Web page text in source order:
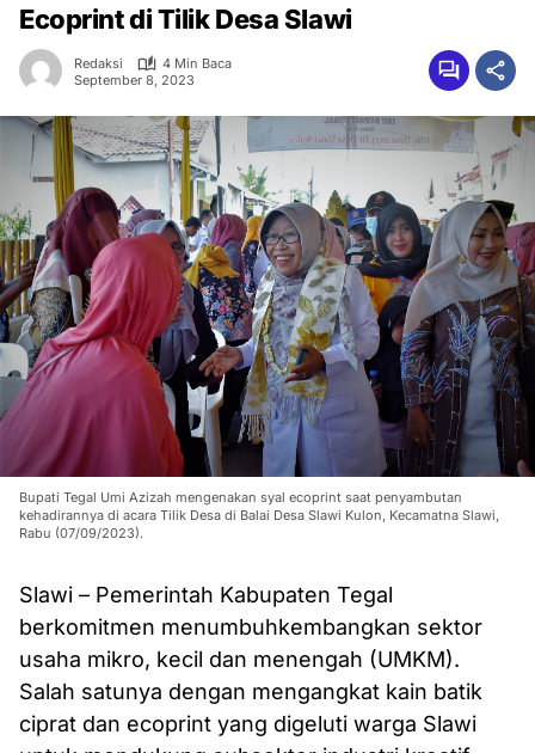
Ecoprint di Tilik Desa Slawi
Redaksi
4 Min Baca
September 8, 2023
Bupati Tegal Umi Azizah mengenakan syal ecoprint saat penyambutan
kehadirannya di acara Tilik Desa di Balai Desa Slawi Kulon, Kecamatna Slawi,
Rabu (07/09/2023).
Slawi – Pemerintah Kabupaten Tegal
berkomitmen menumbuhkembangkan sektor
usaha mikro, kecil dan menengah (UMKM).
Salah satunya dengan mengangkat kain batik
ciprat dan ecoprint yang digeluti warga Slawi